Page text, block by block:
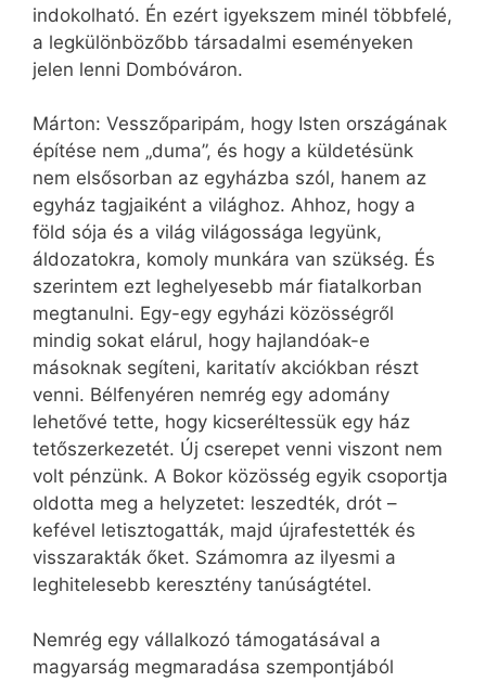
indokolható. Én ezért igyekszem minél többfelé,
a legkülönbözőbb társadalmi eseményeken
jelen lenni Dombóváron.
Márton: Vesszőparipám, hogy Isten országának
építése nem „duma”, és hogy a küldetésünk
nem elsősorban az egyházba szól, hanem az
egyház tagjaiként a világhoz. Ahhoz, hogy a
föld sója és a világ világossága legyünk,
áldozatokra, komoly munkára van szükség. És
szerintem ezt leghelyesebb már fiatalkorban
megtanulni. Egy-egy egyházi közösségről
mindig sokat elárul, hogy hajlandóak-e
másoknak segíteni, karitatív akciókban részt
venni. Bélfenyéren nemrég egy adomány
lehetővé tette, hogy kicseréltessük egy ház
tetőszerkezetét. Új cserepet venni viszont nem
volt pénzünk. A Bokor közösség egyik csoportja
oldotta meg a helyzetet: leszedték, drót –
kefével letisztogatták, majd újrafestették és
visszarakták őket. Számomra az ilyesmi a
leghitelesebb keresztény tanúságtétel.
Nemrég egy vállalkozó támogatásával a
magyarság megmaradása szempontjából